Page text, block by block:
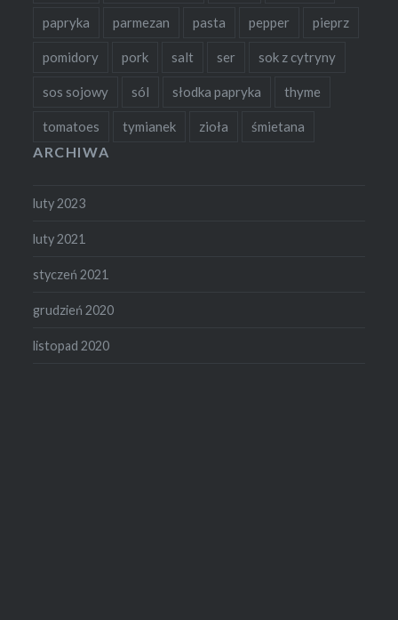
papryka parmezan pasta pepper pieprz
pomidory pork salt ser sok z cytryny
sos sojowy sól słodka papryka thyme
tomatoes tymianek zioła śmietana
ARCHIWA
luty 2023
luty 2021
styczeń 2021
grudzień 2020
listopad 2020